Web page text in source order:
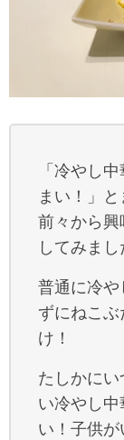
「冷やし
まい！」
前々から興
してみまし
普通に冷
ずにねこ
け！
たしかに
い冷やし
い！子供が